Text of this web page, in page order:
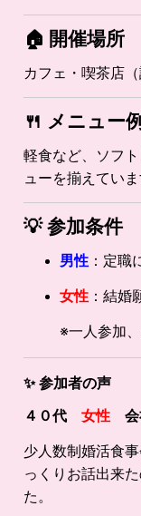
🏠 開催場所
カフェ・喫茶店
🍴 メニュー例
軽食など、ソフ
ューを揃えていま
💡参加条件
男性 ：定
女性 ：結婚
※一人参加
✨参加者の声
４０代 女性 会
少人数制婚活食
っくりお話出来
た。